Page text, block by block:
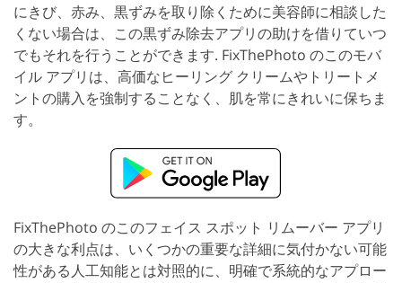
にきび、赤み、黒ずみを取り除くために美容師に相談した
くない場合は、この黒ずみ除去アプリの助けを借りていつ
でもそれを行うことができます. FixThePhoto のこのモバ
イル アプリは、高価なヒーリング クリームやトリートメ
ントの購入を強制することなく、肌を常にきれいに保ちま
す。
FixThePhoto のこのフェイス スポット リムーバー アプリ
の大きな利点は、いくつかの重要な詳細に気付かない可能
性がある人工知能とは対照的に、明確で系統的なアプロー